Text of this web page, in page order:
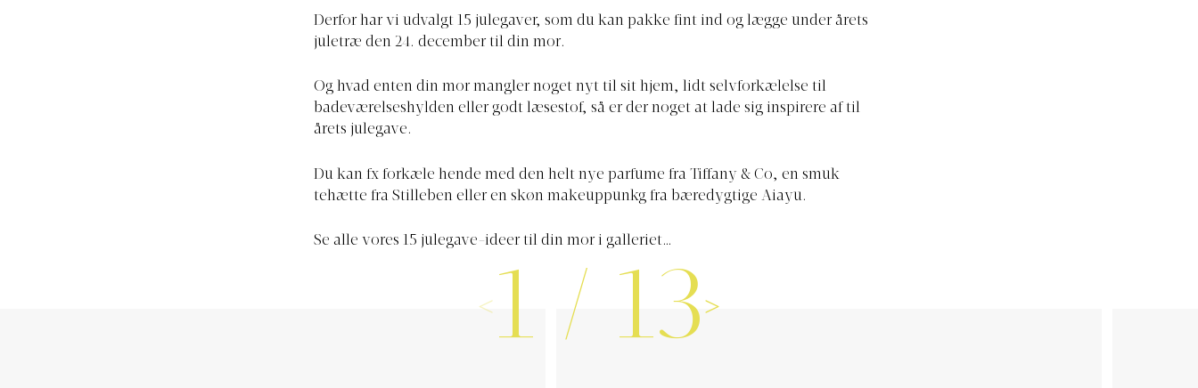
Derfor har vi udvalgt 15 julegaver, som du kan pakke fint ind og lægge under årets
juletræ den 24. december til din mor.
Og hvad enten din mor mangler noget nyt til sit hjem, lidt selvforkælelse til
badeværelseshylden eller godt læsestof, så er der noget at lade sig inspirere af til
årets julegave.
Du kan fx forkæle hende med den helt nye parfume fra Tiffany & Co, en smuk
tehætte fra Stilleben eller en skøn makeuppunkg fra bæredygtige Aiayu.
Se alle vores 15 julegave-ideer til din mor i galleriet…
1 / 13